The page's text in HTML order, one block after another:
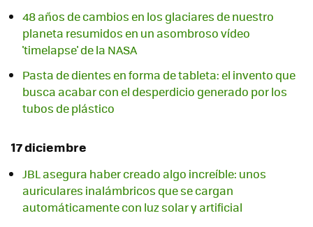
48 años de cambios en los glaciares de nuestro
planeta resumidos en un asombroso vídeo
'timelapse' de la NASA
Pasta de dientes en forma de tableta: el invento que
busca acabar con el desperdicio generado por los
tubos de plástico
17 diciembre
JBL asegura haber creado algo increíble: unos
auriculares inalámbricos que se cargan
automáticamente con luz solar y artificial